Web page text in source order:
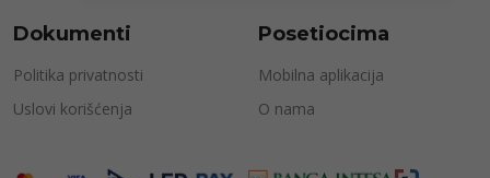
Dokumenti
Politika privatnosti
Uslovi korišćenja
Posetiocima
Mobilna aplikacija
O nama